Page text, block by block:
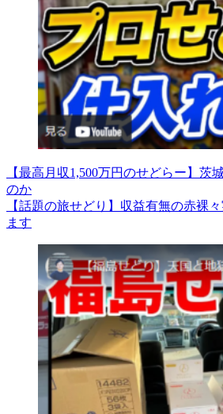
【最高月収1,500万円のせどらー】茨
のか
【話題の旅せどり】収益有無の赤裸
ます